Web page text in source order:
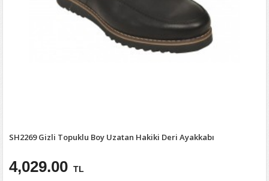
SH2269 Gizli Topuklu Boy Uzatan Hakiki Deri Ayakkabı
4,029.00 TL